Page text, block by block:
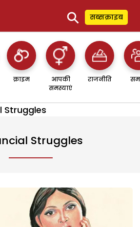
⚲ सब्सक्राइब
क्राइम
आपकी
समस्याएं
राजनीति
Struggles
Struggles